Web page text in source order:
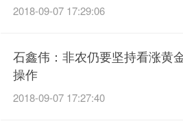
2018-09-07 17:29:06
石鑫伟：非农仍要坚持看涨黄
操作
2018-09-07 17:27:40